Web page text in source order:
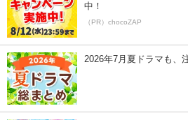
中！
（PR）chocoZAP
2026年7月夏ドラマも、